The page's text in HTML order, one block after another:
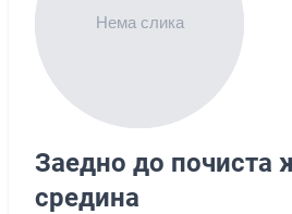
Заедно до почиста
средина